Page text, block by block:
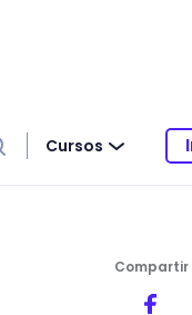
Cursos
Compartir